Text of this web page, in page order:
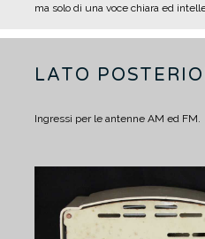
ma solo di una voce chiara ed
LATO
Ingressi per le antenne AM ed FM.